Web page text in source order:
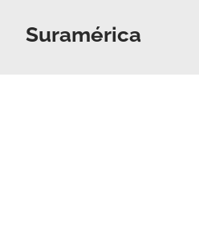
Suramérica